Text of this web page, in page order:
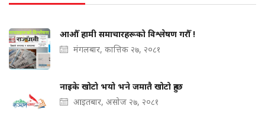
आऔँ हामी समाचारहरूको विश्लेषण गरौँ !
मंगलबार, कात्तिक २७, २०८१
नाइके खोटो भयो भने जमातै खोटो हुन्छ
आइतबार, असोज २७, २०८१